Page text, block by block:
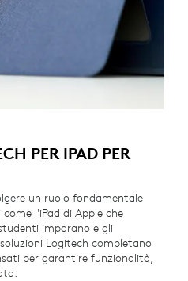
PER IPAD PER
un ruolo fondamentale
l'iPad di Apple che
imparano e gli
Logitech completano
per garantire funzionalità,